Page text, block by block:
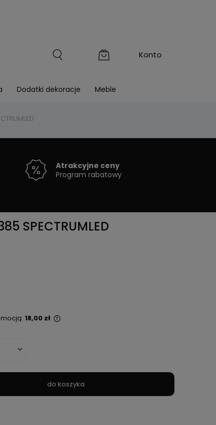
Dodatki dekoracje Meble
Atrakcyjne ceny
Program rabatowy
SPECTRUMLED
18,00 zł
najniższa
do koszyka